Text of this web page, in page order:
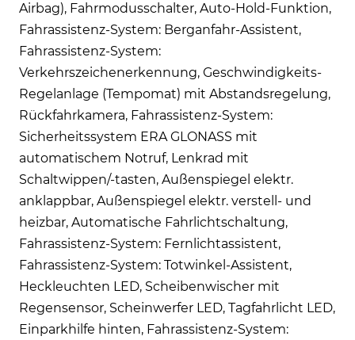
Airbag), Fahrmodusschalter, Auto-Hold-Funktion,
Fahrassistenz-System: Berganfahr-Assistent,
Fahrassistenz-System:
Verkehrszeichenerkennung, Geschwindigkeits-
Regelanlage (Tempomat) mit Abstandsregelung,
Rückfahrkamera, Fahrassistenz-System:
Sicherheitssystem ERA GLONASS mit
automatischem Notruf, Lenkrad mit
Schaltwippen/-tasten, Außenspiegel elektr.
anklappbar, Außenspiegel elektr. verstell- und
heizbar, Automatische Fahrlichtschaltung,
Fahrassistenz-System: Fernlichtassistent,
Fahrassistenz-System: Totwinkel-Assistent,
Heckleuchten LED, Scheibenwischer mit
Regensensor, Scheinwerfer LED, Tagfahrlicht LED,
Einparkhilfe hinten, Fahrassistenz-System: